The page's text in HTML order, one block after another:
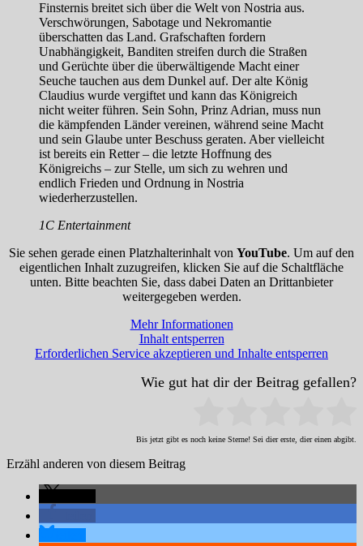
Finsternis breitet sich über die Welt von Nostria aus.
Verschwörungen, Sabotage und Nekromantie
überschatten das Land. Grafschaften fordern
Unabhängigkeit, Banditen streifen durch die Straßen
und Gerüchte über die überwältigende Macht einer
Seuche tauchen aus dem Dunkel auf. Der alte König
Claudius wurde vergiftet und kann das Königreich
nicht weiter führen. Sein Sohn, Prinz Adrian, muss nun
die kämpfenden Länder vereinen, während seine Macht
und sein Glaube unter Beschuss geraten. Aber vielleicht
ist bereits ein Retter – die letzte Hoffnung des
Königreichs – zur Stelle, um sich zu wehren und
endlich Frieden und Ordnung in Nostria
wiederherzustellen.
1C Entertainment
Sie sehen gerade einen Platzhalterinhalt von YouTube. Um auf den
eigentlichen Inhalt zuzugreifen, klicken Sie auf die Schaltfläche
unten. Bitte beachten Sie, dass dabei Daten an Drittanbieter
weitergegeben werden.
Mehr Informationen
Inhalt entsperren
Erforderlichen Service akzeptieren und Inhalte entsperren
Wie gut hat dir der Beitrag gefallen?
Bis jetzt gibt es noch keine Sterne! Sei dier erste, dier einen abgibt.
Erzähl anderen von diesem Beitrag